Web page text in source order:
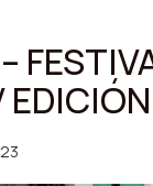
EDICIÓN